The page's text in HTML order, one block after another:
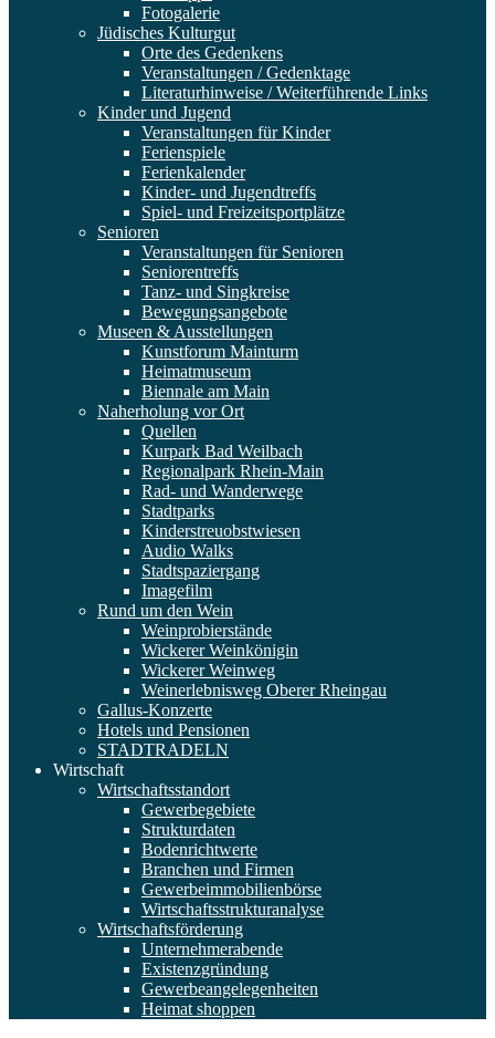
Fotogalerie
Jüdisches Kulturgut
Orte des Gedenkens
Veranstaltungen / Gedenktage
Literaturhinweise / Weiterführende Links
Kinder und Jugend
Veranstaltungen für Kinder
Ferienspiele
Ferienkalender
Kinder- und Jugendtreffs
Spiel- und Freizeitsportplätze
Senioren
Veranstaltungen für Senioren
Seniorentreffs
Tanz- und Singkreise
Bewegungsangebote
Museen & Ausstellungen
Kunstforum Mainturm
Heimatmuseum
Biennale am Main
Naherholung vor Ort
Quellen
Kurpark Bad Weilbach
Regionalpark Rhein-Main
Rad- und Wanderwege
Stadtparks
Kinderstreuobstwiesen
Audio Walks
Stadtspaziergang
Imagefilm
Rund um den Wein
Weinprobierstände
Wickerer Weinkönigin
Wickerer Weinweg
Weinerlebnisweg Oberer Rheingau
Gallus-Konzerte
Hotels und Pensionen
STADTRADELN
Wirtschaft
Wirtschaftsstandort
Gewerbegebiete
Strukturdaten
Bodenrichtwerte
Branchen und Firmen
Gewerbeimmobilienbörse
Wirtschaftsstrukturanalyse
Wirtschaftsförderung
Unternehmerabende
Existenzgründung
Gewerbeangelegenheiten
Heimat shoppen